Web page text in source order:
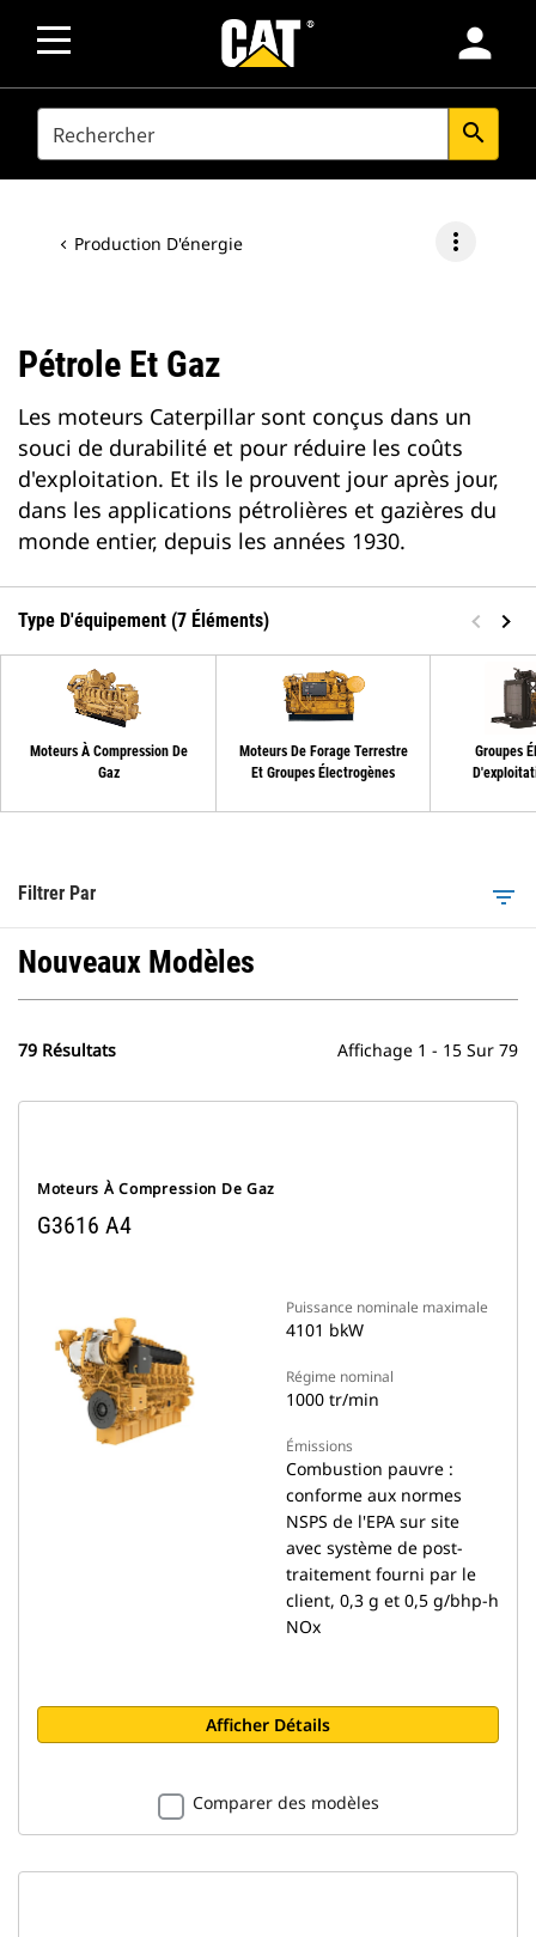
person
SEARCH search
Production D'énergie more_vert
Pétrole Et Gaz
Les moteurs Caterpillar sont conçus dans un
souci de durabilité et pour réduire les coûts
d'exploitation. Et ils le prouvent jour après jour,
dans les applications pétrolières et gazières du
monde entier, depuis les années 1930.
Type D'équipement (7 Éléments)
Moteurs À Compression De
Gaz
Moteurs De Forage Terrestre
Et Groupes Électrogènes
Groupes
Filtrer Par filter_list
Nouveaux Modèles
79 Résultats Affichage 1 - 15 Sur 79
Moteurs À Compression De Gaz
G3616 A4
Puissance nominale maximale
4101 bkW
Régime nominal
1000 tr/min
Émissions
Combustion pauvre :
conforme aux normes
NSPS de l'EPA sur site
avec système de post-
traitement fourni par le
client, 0,3 g et 0,5 g/bhp-h
NOx
Afficher Détails
Comparer des modèles